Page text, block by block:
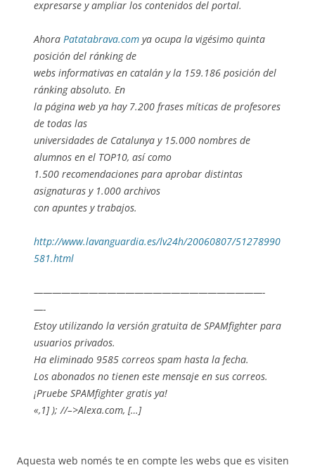
expresarse y ampliar los contenidos del portal.
Ahora Patatabrava.com ya ocupa la vigésimo quinta
posición del ránking de
webs informativas en catalán y la 159.186 posición del
ránking absoluto. En
la página web ya hay 7.200 frases míticas de profesores
de todas las
universidades de Catalunya y 15.000 nombres de
alumnos en el TOP10, así como
1.500 recomendaciones para aprobar distintas
asignaturas y 1.000 archivos
con apuntes y trabajos.
http://www.lavanguardia.es/lv24h/20060807/51278990
581.html
—————————————————————————-
—-
Estoy utilizando la versión gratuita de SPAMfighter para
usuarios privados.
Ha eliminado 9585 correos spam hasta la fecha.
Los abonados no tienen este mensaje en sus correos.
¡Pruebe SPAMfighter gratis ya!
«,1] ); //–>Alexa.com, […]
Aquesta web només te en compte les webs que es visiten